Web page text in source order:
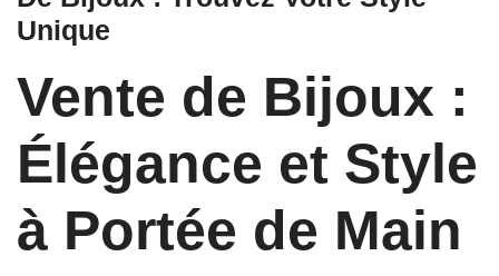
Unique
Vente de Bijoux :
Élégance et Style
à Portée de Main